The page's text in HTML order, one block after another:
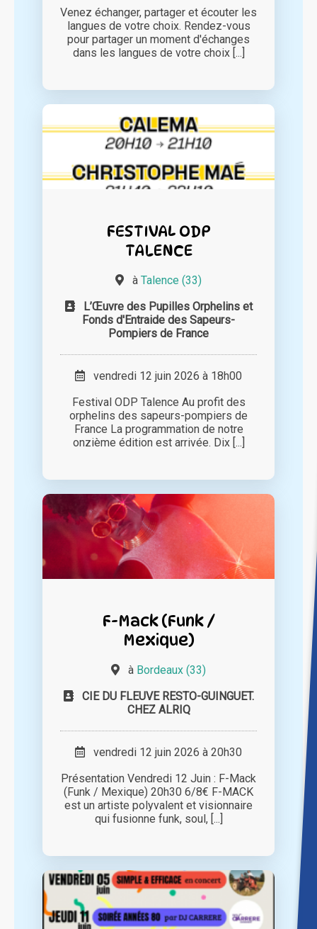
Venez échanger, partager et écouter les
langues de votre choix. Rendez-vous
pour partager un moment d'échanges
dans les langues de votre choix [...]
FESTIVAL ODP
TALENCE
à Talence (33)
L’Œuvre des Pupilles Orphelins et
Fonds d'Entraide des Sapeurs-
Pompiers de France
vendredi 12 juin 2026 à 18h00
Festival ODP Talence Au profit des
orphelins des sapeurs-pompiers de
France La programmation de notre
onzième édition est arrivée. Dix [...]
F-Mack (Funk /
Mexique)
à Bordeaux (33)
CIE DU FLEUVE RESTO-GUINGUET.
CHEZ ALRIQ
vendredi 12 juin 2026 à 20h30
Présentation Vendredi 12 Juin : F-Mack
(Funk / Mexique) 20h30 6/8€ F-MACK
est un artiste polyvalent et visionnaire
qui fusionne funk, soul, [...]